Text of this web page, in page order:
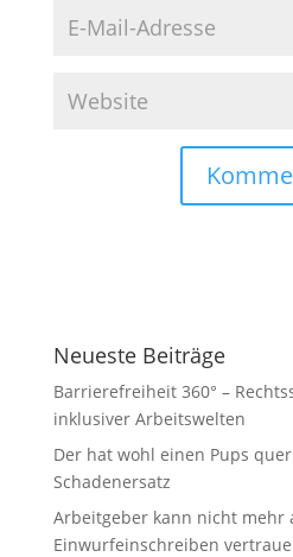
n
a
t
v
e
:
Neueste Beiträge
Barrierefreiheit 360° –
inklusiver Arbeitswelten
Der hat wohl einen Pups
Schadenersatz
Arbeitgeber kann nicht mehr
Einwurfeinschreiben